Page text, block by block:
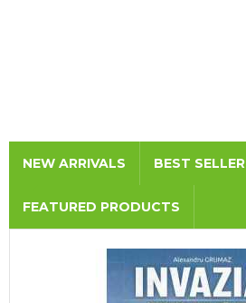
NEW ARRIVALS BEST SELLER
FEATURED PRODUCTS